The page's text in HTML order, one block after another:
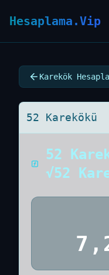
Hesaplama.Vip
Karekök
52 Karekökü
52
√52